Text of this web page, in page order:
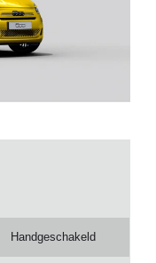
Handgeschakeld